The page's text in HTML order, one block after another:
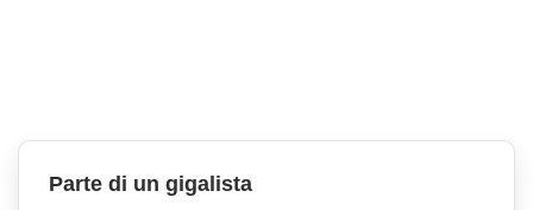
Parte di un gigalista